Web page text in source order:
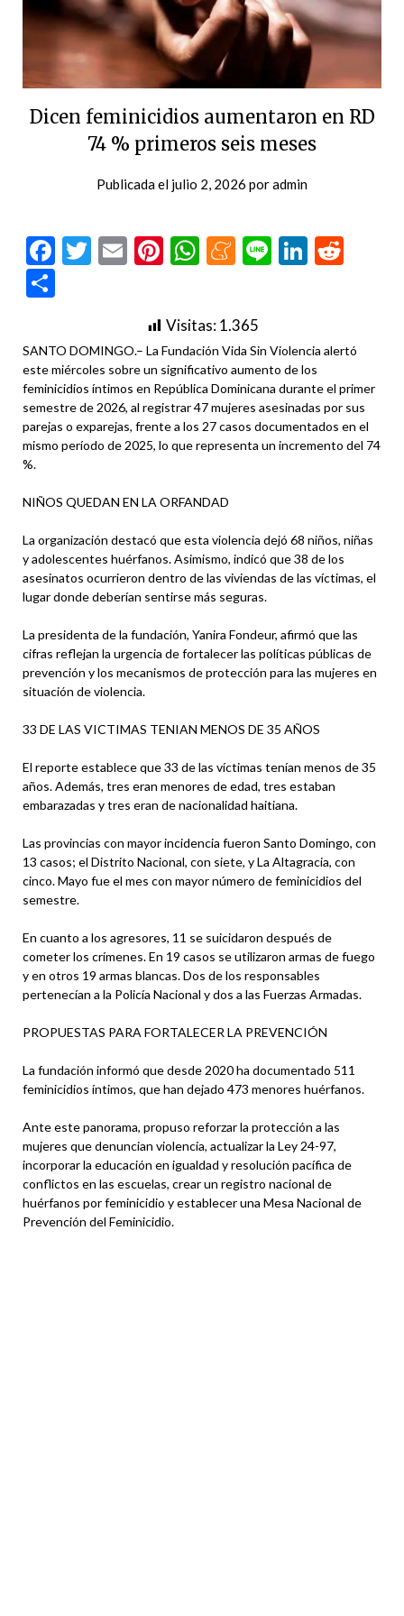
Dicen feminicidios aumentaron en RD
74 % primeros seis meses
Publicada el julio 2, 2026 poradmin
Facebook
Twitter
EmailPinterest
WhatsApp
Meneame
Line
Visitas:1.365
SANTO DOMINGO.– La Fundación Vida Sin Violencia alertó
este miércoles sobre un significativo aumento de los
feminicidios íntimos en República Dominicana durante el primer
semestre de 2026, al registrar 47 mujeres asesinadas por sus
parejas o exparejas, frente a los 27 casos documentados en el
mismo período de 2025, lo que representa un incremento del 74
%.
NIÑOS QUEDAN EN LA ORFANDAD
La organización destacó que esta violencia dejó 68 niños, niñas
y adolescentes huérfanos. Asimismo, indicó que 38 de los
asesinatos ocurrieron dentro de las viviendas de las víctimas, el
lugar donde deberían sentirse más seguras.
La presidenta de la fundación, Yanira Fondeur, afirmó que las
cifras reflejan la urgencia de fortalecer las políticas públicas de
prevención y los mecanismos de protección para las mujeres en
situación de violencia.
33 DE LAS VICTIMAS TENIAN MENOS DE 35 AÑOS
El reporte establece que 33 de las víctimas tenían menos de 35
años. Además, tres eran menores de edad, tres estaban
embarazadas y tres eran de nacionalidad haitiana.
Las provincias con mayor incidencia fueron Santo Domingo, con
13 casos; el Distrito Nacional, con siete, y La Altagracia, con
cinco. Mayo fue el mes con mayor número de feminicidios del
semestre.
En cuanto a los agresores, 11 se suicidaron después de
cometer los crímenes. En 19 casos se utilizaron armas de fuego
y en otros 19 armas blancas. Dos de los responsables
pertenecían a la Policía Nacional y dos a las Fuerzas Armadas.
PROPUESTAS PARA FORTALECER LA PREVENCIÓN
La fundación informó que desde 2020 ha documentado 511
feminicidios íntimos, que han dejado 473 menores huérfanos.
Ante este panorama, propuso reforzar la protección a las
mujeres que denuncian violencia, actualizar la Ley 24-97,
incorporar la educación en igualdad y resolución pacífica de
conflictos en las escuelas, crear un registro nacional de
huérfanos por feminicidio y establecer una Mesa Nacional de
Prevención del Feminicidio.